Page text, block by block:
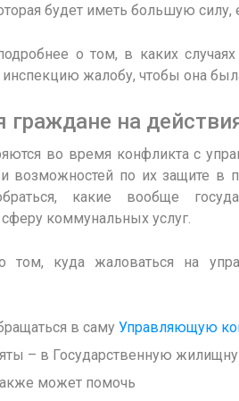
будет иметь большую силу,
о том, в каких
жалобу, чтобы она
граждане на
во время конфликта с
возможностей по их защите в
какие вообще
коммунальных услуг.
том, куда жаловаться на
в саму Управляющую
– в Государственную
может помочь